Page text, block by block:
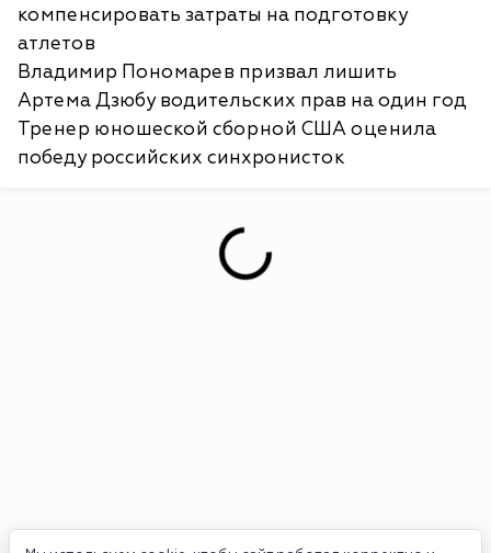
компенсировать затраты на подготовку
атлетов
Владимир Пономарев призвал лишить
Артема Дзюбу водительских прав на один год
Тренер юношеской сборной США оценила
победу российских синхронисток